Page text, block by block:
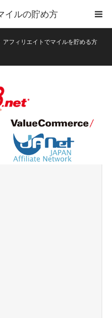
イルの貯め方
アフィリエイトでマイルを貯める方